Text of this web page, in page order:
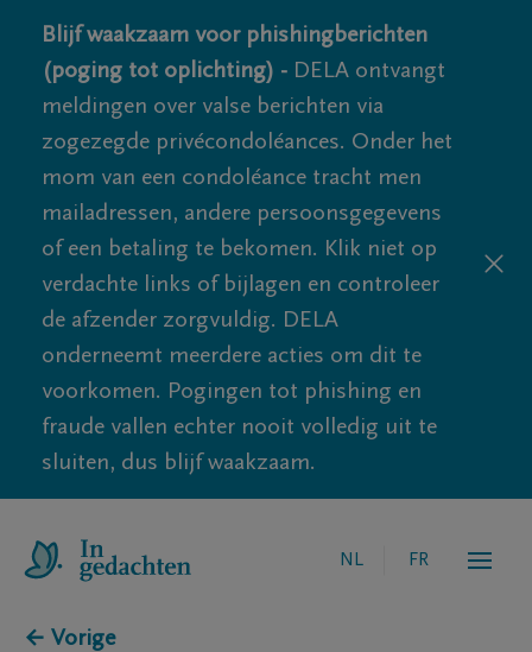
Blijf waakzaam voor phishingberichten
(poging tot oplichting) - DELA ontvangt
meldingen over valse berichten via
zogezegde privécondoléances. Onder het
mom van een condoléance tracht men
mailadressen, andere persoonsgegevens
of een betaling te bekomen. Klik niet op
verdachte links of bijlagen en controleer
de afzender zorgvuldig. DELA
onderneemt meerdere acties om dit te
voorkomen. Pogingen tot phishing en
fraude vallen echter nooit volledig uit te
sluiten, dus blijf waakzaam.
NL FR
← Vorige